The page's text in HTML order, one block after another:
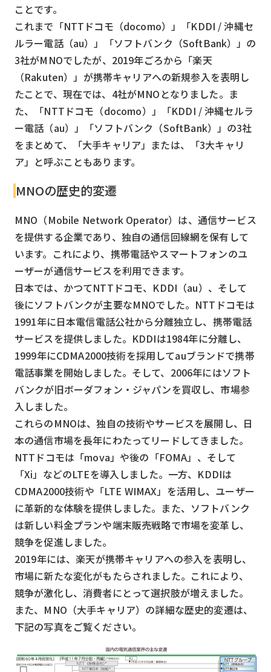
ことです。
これまで「NTTドコモ（docomo）」「KDDI / 沖縄セ
ルラー電話（au）」「ソフトバンク（SoftBank）」の
3社がMNOでしたが、2019年ごろから「楽天
（Rakuten）」が携帯キャリアへの新規参入を表明し
たことで、現在では、4社がMNOとなりました。ま
た、「NTTドコモ（docomo）」「KDDI / 沖縄セルラ
ー電話（au）」「ソフトバンク（SoftBank）」の3社
をまとめて、「大手キャリア」または、「3大キャリ
ア」と呼ぶこともあります。
MNOの歴史的変遷
MNO（Mobile Network Operator）は、通信サービス
を提供する企業であり、独自の通信回線網を保有して
います。これにより、携帯電話やスマートフォンのユ
ーザーが通信サービスを利用できます。
日本では、かつてNTTドコモ、KDDI（au）、そして
後にソフトバンクが主要なMNOでした。NTTドコモは
1991年に日本電信電話公社から分離独立し、携帯電話
サービスを提供しました。KDDIは1984年に分離し、
1999年にCDMA2000技術を採用してauブランドで携帯
電話事業を開始しました。そして、2006年にはソフト
バンクが旧ボーダフォン・ジャパンを買収し、市場参
入しました。
これらのMNOは、独自の技術やサービスを展開し、日
本の通信市場を長年にわたってリードしてきました。
NTTドコモは「mova」や後の「FOMA」、そして
「Xi」などのLTEを導入しました。一方、KDDIは
CDMA2000技術や「LTE WIMAX」を活用し、ユーザー
に革新的な体験を提供しました。また、ソフトバンク
は新しい料金プランや端末販売戦略で市場を変革し、
競争を促進しました。
2019年には、楽天が携帯キャリアへの参入を表明し、
市場に新たな変化がもたらされました。これにより、
競争が激化し、消費者にとって選択肢が増えました。
また、MNO（大手キャリア）の詳細な歴史的変遷は、
下記の写真をご覧ください。